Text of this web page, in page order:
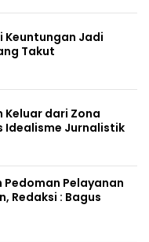
Keuntungan Jadi
Takut
Keluar dari Zona
Idealisme Jurnalistik
Pelayanan
Redaksi : Bagus